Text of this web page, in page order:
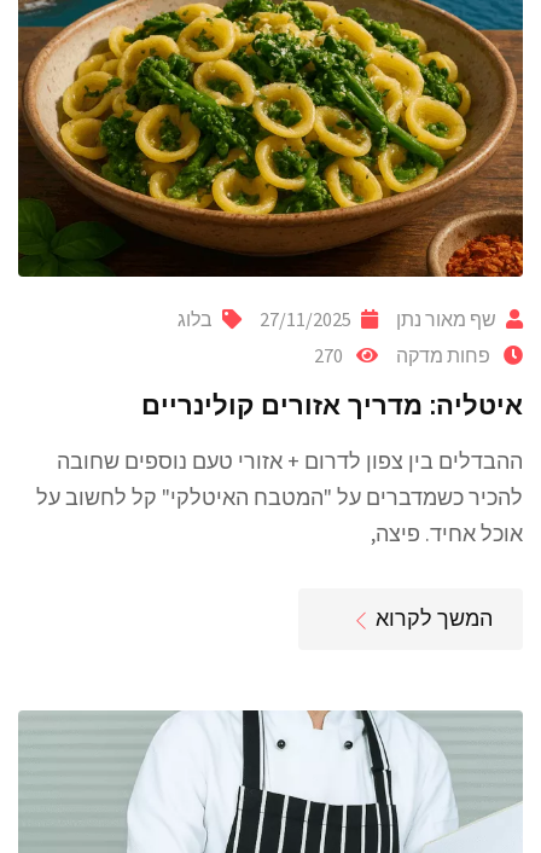
שף מאור נתן 27/11/2025
בלוג
פחות מדקה
איטליה: מדריך אזורים קולינריים
ההבדלים בין צפון לדרום + אזורי טעם נוספים שחובה
להכיר כשמדברים על "המטבח האיטלקי" קל לחשוב על
אוכל אחיד. פיצה,
המשך לקרוא